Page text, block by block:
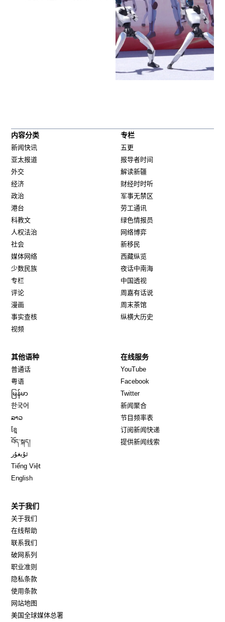
内容分类
新闻快讯
亚太报道
外交
经济
政治
港台
科教文
人权法治
社会
媒体网络
少数民族
专栏
评论
漫画
事实查核
视频
专栏
五更
报导者时间
解读新疆
财经时时听
军事无禁区
劳工通讯
绿色情报员
网络博弈
新移民
西藏纵览
夜话中南海
中国透视
周嘉有话说
周末茶馆
纵横大历史
其他语种
普通话
粤语
မြန်မာ
한국어
ລາວ
ខ្មែ
བོད་སྐད།
ئۇيغۇر
Tiếng Việt
English
在线服务
YouTube
Facebook
TwitterOpens in new window
新闻聚合
节目频率表
订阅新闻快递
提供新闻线索
关于我们
关于我们
在线帮助
联系我们
破网系列
职业准则
隐私条款
使用条款
网站地图
美国全球媒体总署